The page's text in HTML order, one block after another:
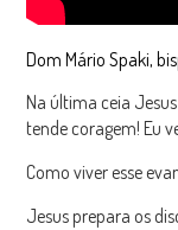
Dom Mário Spaki,
Na última ceia
tende coragem! Eu
Como viver esse
Jesus prepara os